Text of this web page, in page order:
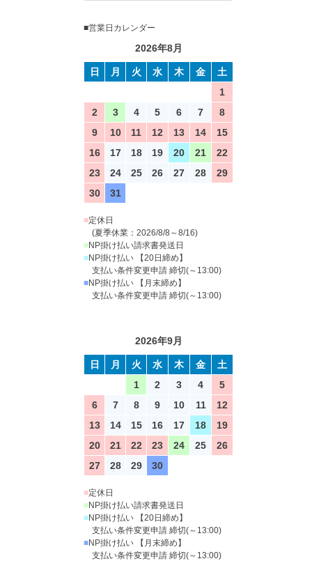
■営業日カレンダー
2026年8月
日 月 火 水 木 金
土
1
2
3 4 5 6 7
8
9
10 11 12 13 14
15
16
17 18 19 20 21
22
23
24 25 26 27 28
29
30
31
■定休日
(夏季休業：2026/8/8～8/16)
■NP掛け払い請求書発送日
■NP掛け払い 【20日締め】
支払い条件変更申請 締切(～13:00)
■NP掛け払い 【月末締め】
支払い条件変更申請 締切(～13:00)
2026年9月
日 月 火 水 木 金
土
1
2 3 4
5
6
7 8 9 10 11
12
13
14 15 16 17 18
19
20
21 22 23 24 25
26
27
28 29 30
■定休日
■NP掛け払い請求書発送日
■NP掛け払い 【20日締め】
支払い条件変更申請 締切(～13:00)
■NP掛け払い 【月末締め】
支払い条件変更申請 締切(～13:00)